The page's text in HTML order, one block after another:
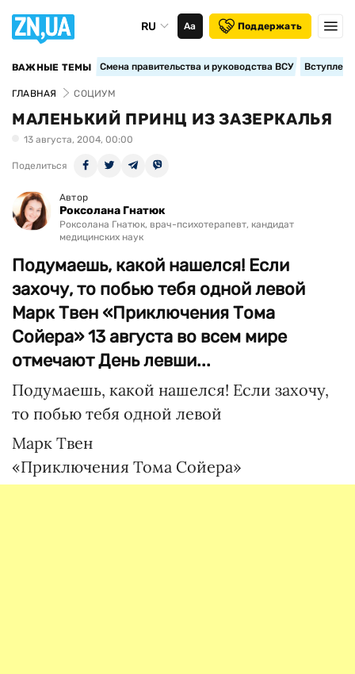
RU Аа Поддержать
ВАЖНЫЕ ТЕМЫ Смена правительства и руководства ВСУ
ГЛАВНАЯ СОЦИУМ
МАЛЕНЬКИЙ ПРИНЦ ИЗ ЗАЗЕРКАЛЬЯ
13 августа, 2004, 00:00
Поделиться
Автор
Роксолана Гнатюк
Роксолана Гнатюк, врач-психотерапевт, кандидат
медицинских наук
Подумаешь, какой нашелся! Если
захочу, то побью тебя одной левой
Марк Твен «Приключения Тома
Сойера» 13 августа во всем мире
отмечают День левши...
Подумаешь, какой нашелся! Если захочу,
то побью тебя одной левой
Марк Твен
«Приключения Тома Сойера»